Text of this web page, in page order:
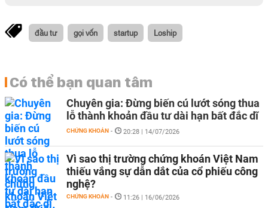
đầu tư gọi vốn startup Loship
Có thể bạn quan tâm
Chuyên gia: Đừng biến cú lướt sóng thua
lỗ thành khoản đầu tư dài hạn bất đắc dĩ
CHỨNG KHOÁN - 20:28 | 14/07/2026
Vì sao thị trường chứng khoán Việt Nam
thiếu vắng sự dẫn dắt của cổ phiếu công
nghệ?
CHỨNG KHOÁN - 11:26 | 16/06/2026